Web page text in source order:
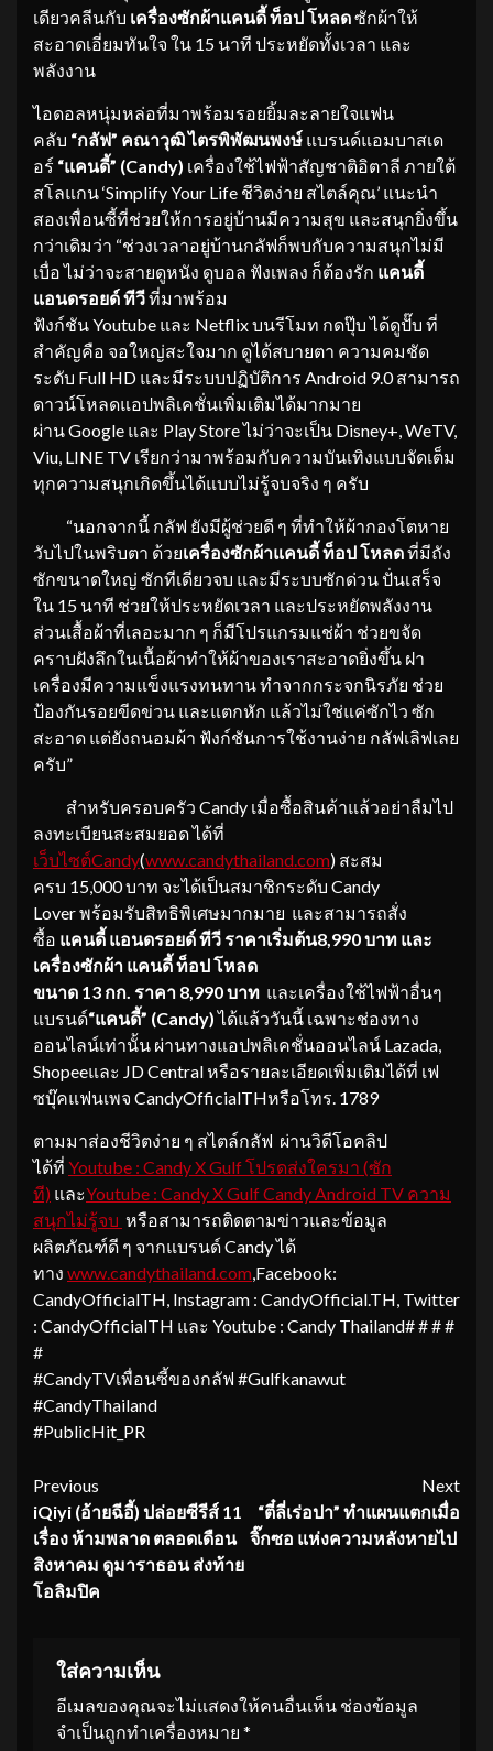
เดียวคลีนกับ เครื่องซักผ้าแคนดี้ ท็อป โหลดซักผ้าให้
สะอาดเอี่ยมทันใจ ใน 15 นาที ประหยัดทั้งเวลา และ
พลังงาน
ไอดอลหนุ่มหล่อที่มาพร้อมรอยยิ้มละลายใจแฟน
คลับ “กลัฟ” คณาวุฒิ ไตรพิพัฒนพงษ์ แบรนด์แอมบาสเด
อร์ “แคนดี้” (Candy) เครื่องใช้ไฟฟ้าสัญชาติอิตาลี ภายใต้
สโลแกน ‘Simplify Your Life ชีวิตง่าย สไตล์คุณ’ แนะนำ
สองเพื่อนซี้ที่ช่วยให้การอยู่บ้านมีความสุข และสนุกยิ่งขึ้น
กว่าเดิมว่า “ช่วงเวลาอยู่บ้านกลัฟก็พบกับความสนุกไม่มี
เบื่อ ไม่ว่าจะสายดูหนัง ดูบอล ฟังเพลง ก็ต้องรัก แคนดี้
แอนดรอยด์ ทีวีที่มาพร้อม
ฟังก์ชัน Youtube และ Netflix บนรีโมท กดปุ๊บ ได้ดูปั๊บ ที่
สำคัญคือ จอใหญ่สะใจมาก ดูได้สบายตา ความคมชัด
ระดับ Full HD และมีระบบปฏิบัติการ Android 9.0 สามารถ
ดาวน์โหลดแอปพลิเคชั่นเพิ่มเติมได้มากมาย
ผ่าน Google และ Play Store ไม่ว่าจะเป็น Disney+, WeTV,
Viu, LINE TV เรียกว่ามาพร้อมกับความบันเทิงแบบจัดเต็ม
ทุกความสนุกเกิดขึ้นได้แบบไม่รู้จบจริง ๆ ครับ
“นอกจากนี้ กลัฟ ยังมีผู้ช่วยดี ๆ ที่ทำให้ผ้ากองโตหาย
วับไปในพริบตา ด้วยเครื่องซักผ้าแคนดี้ท็อป โหลดที่มีถัง
ซักขนาดใหญ่ ซักทีเดียวจบ และมีระบบซักด่วน ปั่นเสร็จ
ใน 15 นาที ช่วยให้ประหยัดเวลา และประหยัดพลังงาน
ส่วนเสื้อผ้าที่เลอะมาก ๆ ก็มีโปรแกรมแช่ผ้า ช่วยขจัด
คราบฝังลึกในเนื้อผ้าทำให้ผ้าของเราสะอาดยิ่งขึ้น ฝา
เครื่องมีความแข็งแรงทนทาน ทำจากกระจกนิรภัย ช่วย
ป้องกันรอยขีดข่วน และแตกหัก แล้วไม่ใช่แค่ซักไว ซัก
สะอาด แต่ยังถนอมผ้า ฟังก์ชันการใช้งานง่าย กลัฟเลิฟเลย
ครับ”
สำหรับครอบครัว Candy เมื่อซื้อสินค้าแล้วอย่าลืมไป
ลงทะเบียนสะสมยอด ได้ที่
เว็บไซต์Candy(www.candythailand.com) สะสม
ครบ 15,000 บาท จะได้เป็นสมาชิกระดับ Candy
Lover พร้อมรับสิทธิพิเศษมากมาย และสามารถสั่ง
ซื้อ แคนดี้ แอนดรอยด์ ทีวี ราคาเริ่มต้น8,990 บาท และ
เครื่องซักผ้า แคนดี้ ท็อป โหลด
ขนาด 13 กก. ราคา 8,990 บาท และเครื่องใช้ไฟฟ้าอื่นๆ
แบรนด์“แคนดี้” (Candy)ได้แล้ววันนี้ เฉพาะช่องทาง
ออนไลน์เท่านั้น ผ่านทางแอปพลิเคชั่นออนไลน์ Lazada,
Shopeeและ JD Central หรือรายละเอียดเพิ่มเติมได้ที่ เฟ
ซบุ๊คแฟนเพจ CandyOfficialTHหรือโทร. 1789
ตามมาส่องชีวิตง่าย ๆ สไตล์กลัฟ ผ่านวิดีโอคลิป
ได้ที่ Youtube : Candy X Gulf โปรดส่งใครมา (ซัก
ที) และYoutube : Candy X Gulf Candy Android TV ความ
สนุกไม่รู้จบ หรือสามารถติดตามข่าวและข้อมูล
ผลิตภัณฑ์ดี ๆ จากแบรนด์ Candy ได้
ทาง www.candythailand.com ,Facebook:
CandyOfficialTH, Instagram : CandyOfficial.TH, Twitter
: CandyOfficialTH และ Youtube : Candy Thailand# # # #
#
#CandyTVเพื่อนซี้ของกลัฟ #Gulfkanawut
#CandyThailand
#PublicHit_PR
Continue
Reading
Previous
iQiyi (อ้ายฉีอี้) ปล่อยซีรีส์ 11
เรื่อง ห้ามพลาด ตลอดเดือน
สิงหาคม ดูมาราธอน ส่งท้าย
โอลิมปิค
Next
“ตี๋ลี่เร่อปา” ทำแผนแตกเมื่อ
จิ๊กซอ แห่งความหลังหายไป
ใส่ความเห็น
อีเมลของคุณจะไม่แสดงให้คนอื่นเห็น ช่องข้อมูล
จำเป็นถูกทำเครื่องหมาย *